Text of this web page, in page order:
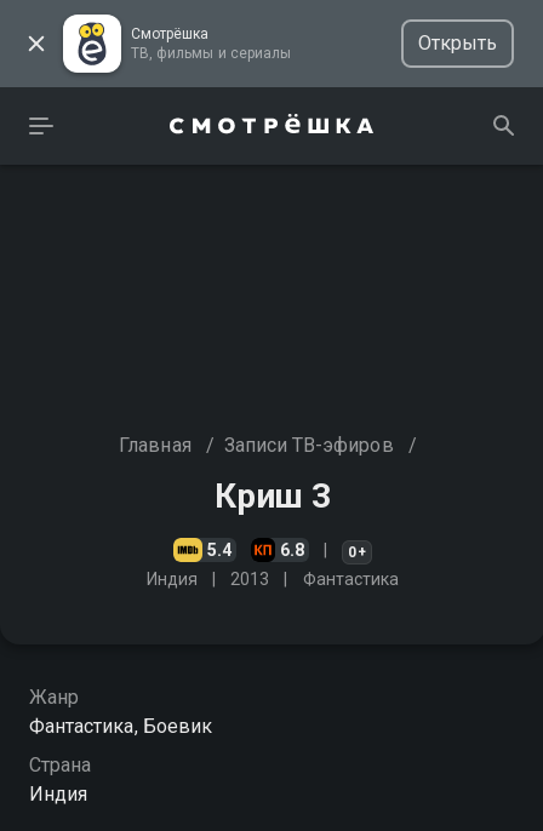
Смотрёшка
ТВ, фильмы и сериалы
Открыть
Главная / Записи ТВ-эфиров /
Криш 3
5.4 6.8 0+
Индия 2013 Фантастика
Жанр
Фантастика, Боевик
Страна
Индия